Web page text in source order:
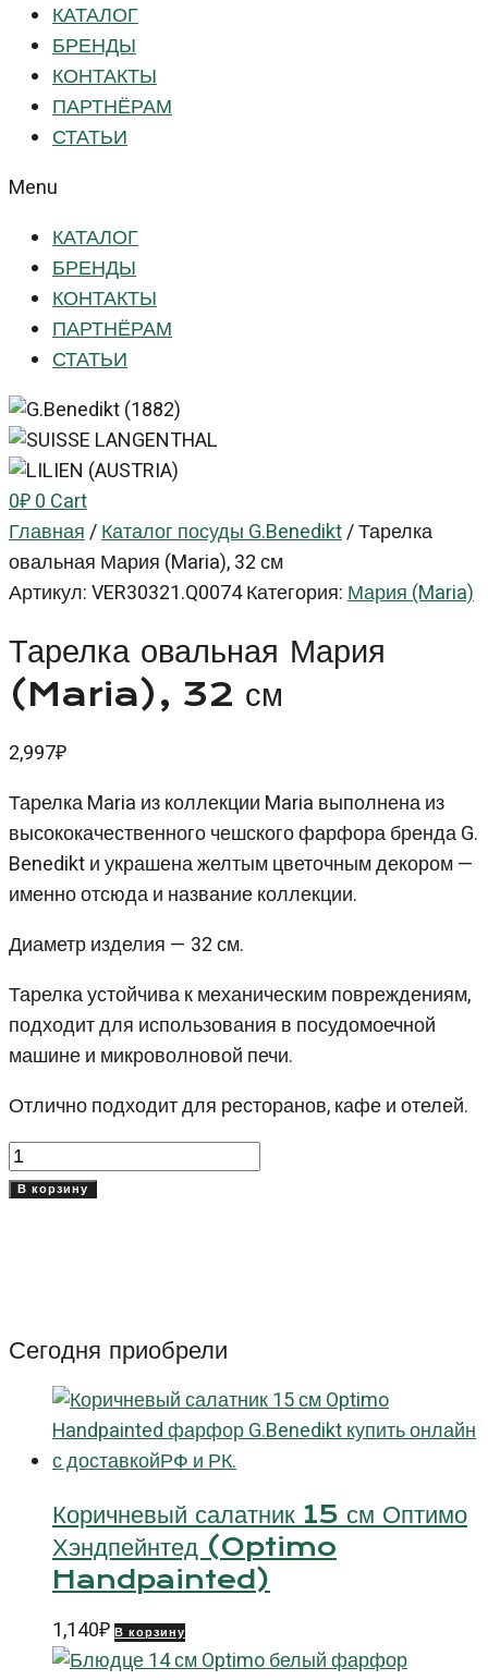
КАТАЛОГ
БРЕНДЫ
КОНТАКТЫ
ПАРТНЁРАМ
СТАТЬИ
Menu
КАТАЛОГ
БРЕНДЫ
КОНТАКТЫ
ПАРТНЁРАМ
СТАТЬИ
0₽0Cart
Главная/Каталог посуды G.Benedikt/Тарелка
овальная Мария (Maria), 32 см
Артикул:VER30321.Q0074Категория:Мария (Maria)
Тарелка овальная Мария
(Maria), 32 см
2,997₽
Тарелка Maria из коллекции Maria выполнена из
высококачественного чешского фарфора бренда G.
Benedikt и украшена желтым цветочным декором —
именно отсюда и название коллекции.
Диаметр изделия — 32 см.
Тарелка устойчива к механическим повреждениям,
подходит для использования в посудомоечной
машине и микроволновой печи.
Отлично подходит для ресторанов, кафе и отелей.
Количество
товара
32
см
В корзину
Сегодня приобрели
Коричневый салатник 15 см Оптимо
Хэндпейнтед (Optimo
Handpainted)
1,140₽ В корзину